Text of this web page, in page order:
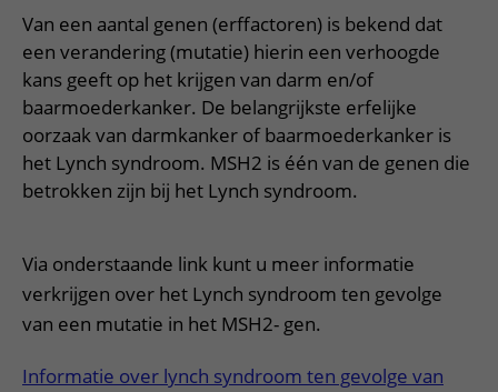
Mijn UMC Utrecht patiëntportaal
Contact met verpleegafdeling
Het Wilhelmina Kinderziekenhuis
Werken bij het UMC Utrecht
Van een aantal genen (erffactoren) is bekend dat
een verandering (mutatie) hierin een verhoogde
kans geeft op het krijgen van darm en/of
baarmoederkanker. De belangrijkste erfelijke
oorzaak van darmkanker of baarmoederkanker is
het Lynch syndroom. MSH2 is één van de genen die
betrokken zijn bij het Lynch syndroom.
Via onderstaande link kunt u meer informatie
verkrijgen over het Lynch syndroom ten gevolge
van een mutatie in het MSH2- gen.
Informatie over lynch syndroom ten gevolge van